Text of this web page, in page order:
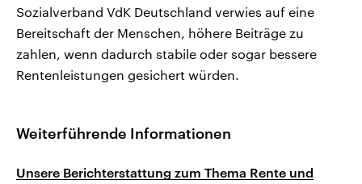
Sozialverband VdK Deutschland verwies auf eine
Bereitschaft der Menschen, höhere Beiträge zu
zahlen, wenn dadurch stabile oder sogar bessere
Rentenleistungen gesichert würden.
Weiterführende Informationen
Unsere Berichterstattung zum Thema Rente und